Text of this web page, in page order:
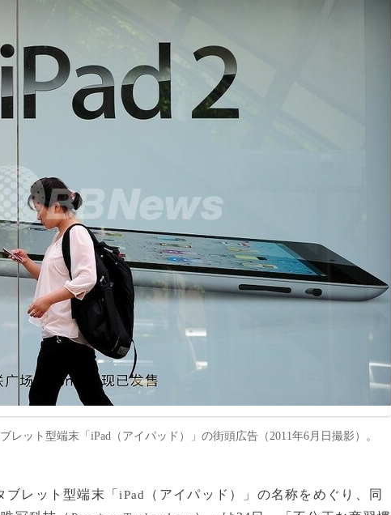
ット型端末「iPad（アイパッド）」の街頭広告（2011年6月日撮影）。
ブレット型端末「iPad
（アイパッド）」の名称をめぐり、同